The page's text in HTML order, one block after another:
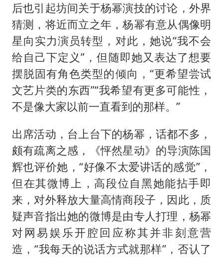
后也引起坊间关于杨幂演技的讨论，外界
猜测，将近而立之年，杨幂有意从偶像明
星向实力演员转型，对此，她说“我不会
给自己下定义”，但随即她又表达了想要
摆脱固有角色类型的倾向，“更希望尝试
文艺片类的东西”“我希望有更多可能性，
不是像大家以前一直看到的那样。”
出席活动，台上台下的杨幂，话都不多，
颇有疏离之感，《怦然星动》的导演陈国
辉也评价她，“好像不太爱讲话的感觉”，
但在其微博上，高段位自黑她能拈手即
来，对外释放大量高情商段子，因此，质
疑声音指出她的微博是由专人打理，杨幂
对网易娱乐开腔回应称其并非刻意营
造，“我每天的说话方式就那样”，否认了